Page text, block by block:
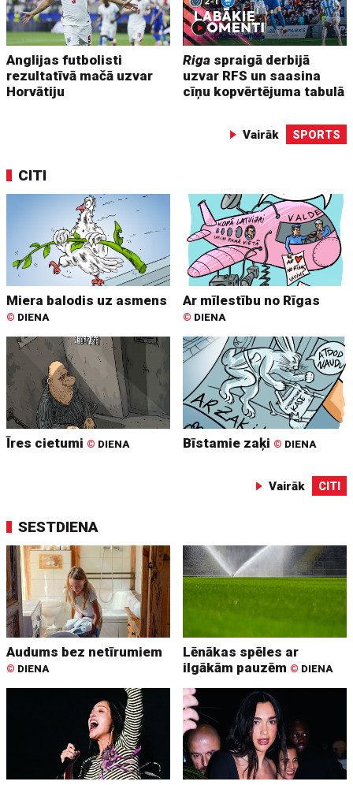
Anglijas futbolisti
rezultatīvā mačā uzvar
Horvātiju
Riga spraigā derbijā
uzvar RFS un saasina
cīņu kopvērtējuma tabulā
Vairāk SPORTS
CITI
Miera balodis uz asmens
© DIENA
Ar mīlestību no Rīgas
© DIENA
Īres cietumi © DIENA Bīstamie zaķi © DIENA
Vairāk CITI
SESTDIENA
Audums bez netīrumiem
© DIENA
Lēnākas spēles ar
ilgākām pauzēm © DIENA